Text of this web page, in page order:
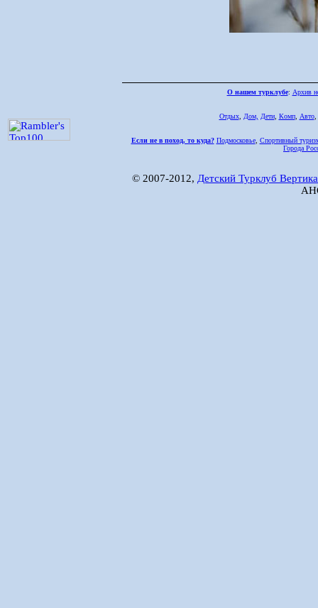
О нашем турклубе: Архив
Отдых, Дом, Дети, Комп, Авто,
Если не в поход, то куда? Подмосковье, Спортивный
Города
© 2007-2012, Детский Турклуб